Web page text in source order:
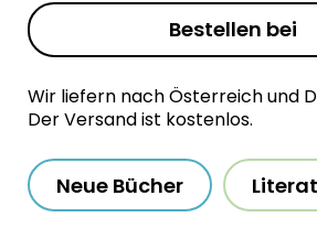
Bestellen bei
Wir liefern nach Österreich und
Der Versand ist kostenlos.
Neue Bücher